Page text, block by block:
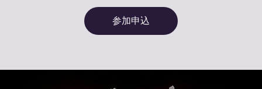
参加申込